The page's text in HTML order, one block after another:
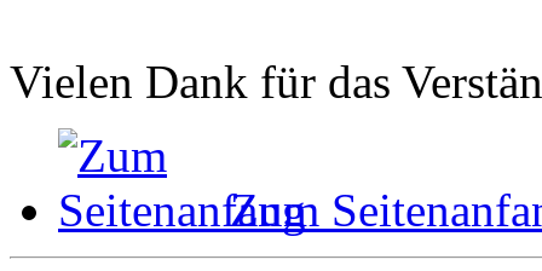
Vielen Dank für das
Zum